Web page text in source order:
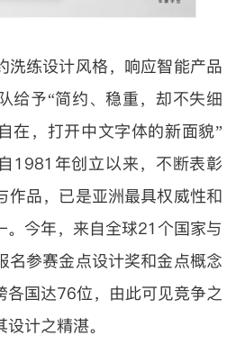
洗练设计风格，响应智能产品
给予“简约、稳重，却不失细
在，打开中文字体的新面貌”
1981年创立以来，不断表彰
作品，已是亚洲最具权威性和
。今年，来自全球21个国家与
名参赛金点设计奖和金点概念
各国达76位，由此可见竞争之
计之精湛。